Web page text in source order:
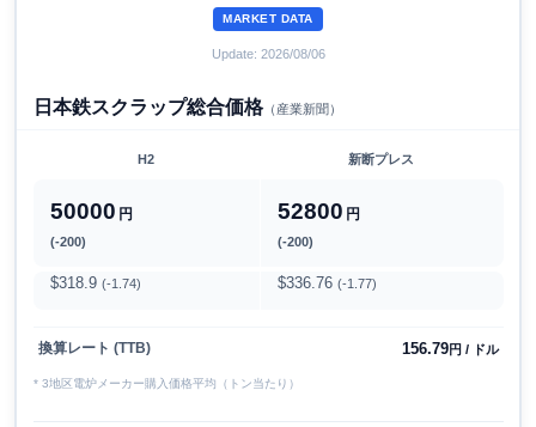
MARKET DATA
Update: 2026/08/06
日本鉄スクラップ総合価格（産業新聞）
H2 新断プレス
50000 円
(-200)
52800 円
(-200)
$318.9 (-1.74) $336.76 (-1.77)
換算レート (TTB) 156.79円 / ドル
* 3地区電炉メーカー購入価格平均（トン当たり）